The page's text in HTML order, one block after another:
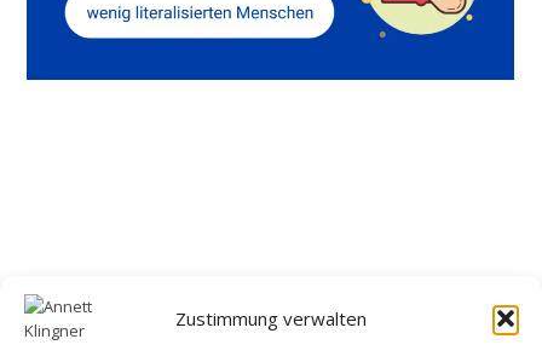
Zustimmung verwalten